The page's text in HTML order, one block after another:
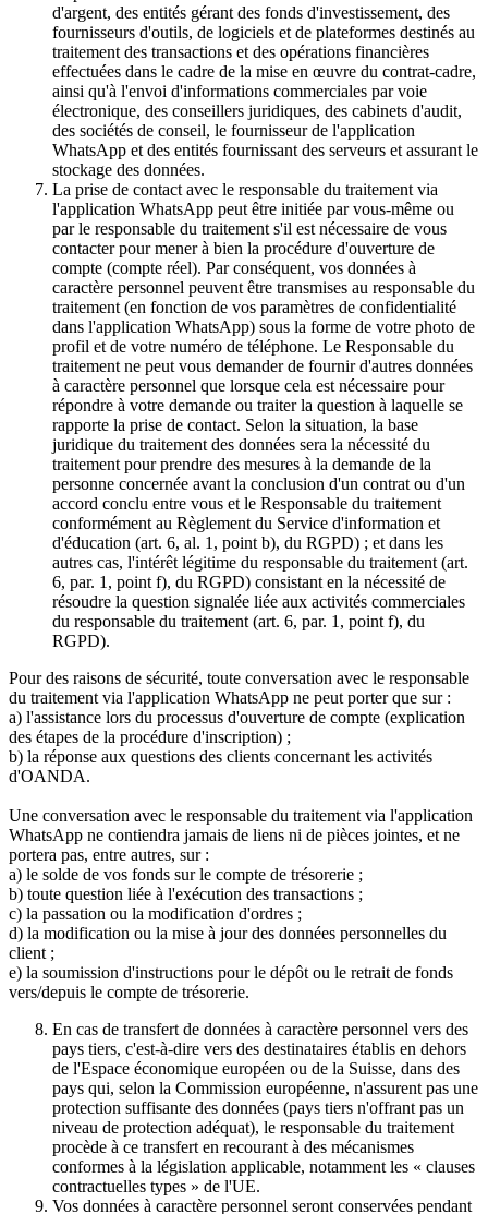
d'argent, des entités gérant des fonds d'investissement, des
fournisseurs d'outils, de logiciels et de plateformes destinés au
traitement des transactions et des opérations financières
effectuées dans le cadre de la mise en œuvre du contrat-cadre,
ainsi qu'à l'envoi d'informations commerciales par voie
électronique, des conseillers juridiques, des cabinets d'audit,
des sociétés de conseil, le fournisseur de l'application
WhatsApp et des entités fournissant des serveurs et assurant le
stockage des données.
La prise de contact avec le responsable du traitement via
l'application WhatsApp peut être initiée par vous-même ou
par le responsable du traitement s'il est nécessaire de vous
contacter pour mener à bien la procédure d'ouverture de
compte (compte réel). Par conséquent, vos données à
caractère personnel peuvent être transmises au responsable du
traitement (en fonction de vos paramètres de confidentialité
dans l'application WhatsApp) sous la forme de votre photo de
profil et de votre numéro de téléphone. Le Responsable du
traitement ne peut vous demander de fournir d'autres données
à caractère personnel que lorsque cela est nécessaire pour
répondre à votre demande ou traiter la question à laquelle se
rapporte la prise de contact. Selon la situation, la base
juridique du traitement des données sera la nécessité du
traitement pour prendre des mesures à la demande de la
personne concernée avant la conclusion d'un contrat ou d'un
accord conclu entre vous et le Responsable du traitement
conformément au Règlement du Service d'information et
d'éducation (art. 6, al. 1, point b), du RGPD) ; et dans les
autres cas, l'intérêt légitime du responsable du traitement (art.
6, par. 1, point f), du RGPD) consistant en la nécessité de
résoudre la question signalée liée aux activités commerciales
du responsable du traitement (art. 6, par. 1, point f), du
RGPD).
Pour des raisons de sécurité, toute conversation avec le responsable
du traitement via l'application WhatsApp ne peut porter que sur :
a) l'assistance lors du processus d'ouverture de compte (explication
des étapes de la procédure d'inscription) ;
b) la réponse aux questions des clients concernant les activités
d'OANDA.
Une conversation avec le responsable du traitement via l'application
WhatsApp ne contiendra jamais de liens ni de pièces jointes, et ne
portera pas, entre autres, sur :
a) le solde de vos fonds sur le compte de trésorerie ;
b) toute question liée à l'exécution des transactions ;
c) la passation ou la modification d'ordres ;
d) la modification ou la mise à jour des données personnelles du
client ;
e) la soumission d'instructions pour le dépôt ou le retrait de fonds
vers/depuis le compte de trésorerie.
En cas de transfert de données à caractère personnel vers des
pays tiers, c'est-à-dire vers des destinataires établis en dehors
de l'Espace économique européen ou de la Suisse, dans des
pays qui, selon la Commission européenne, n'assurent pas une
protection suffisante des données (pays tiers n'offrant pas un
niveau de protection adéquat), le responsable du traitement
procède à ce transfert en recourant à des mécanismes
conformes à la législation applicable, notamment les « clauses
contractuelles types » de l'UE.
Vos données à caractère personnel seront conservées pendant